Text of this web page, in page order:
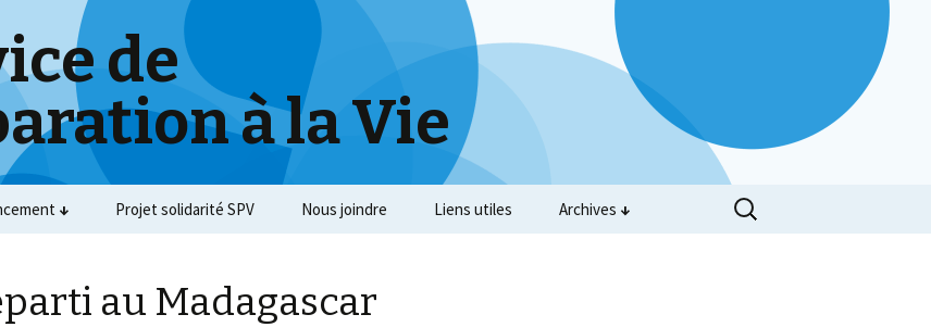
de
à la Vie
Projet solidarité SPV Nous joindre Liens utiles Archives
au Madagascar